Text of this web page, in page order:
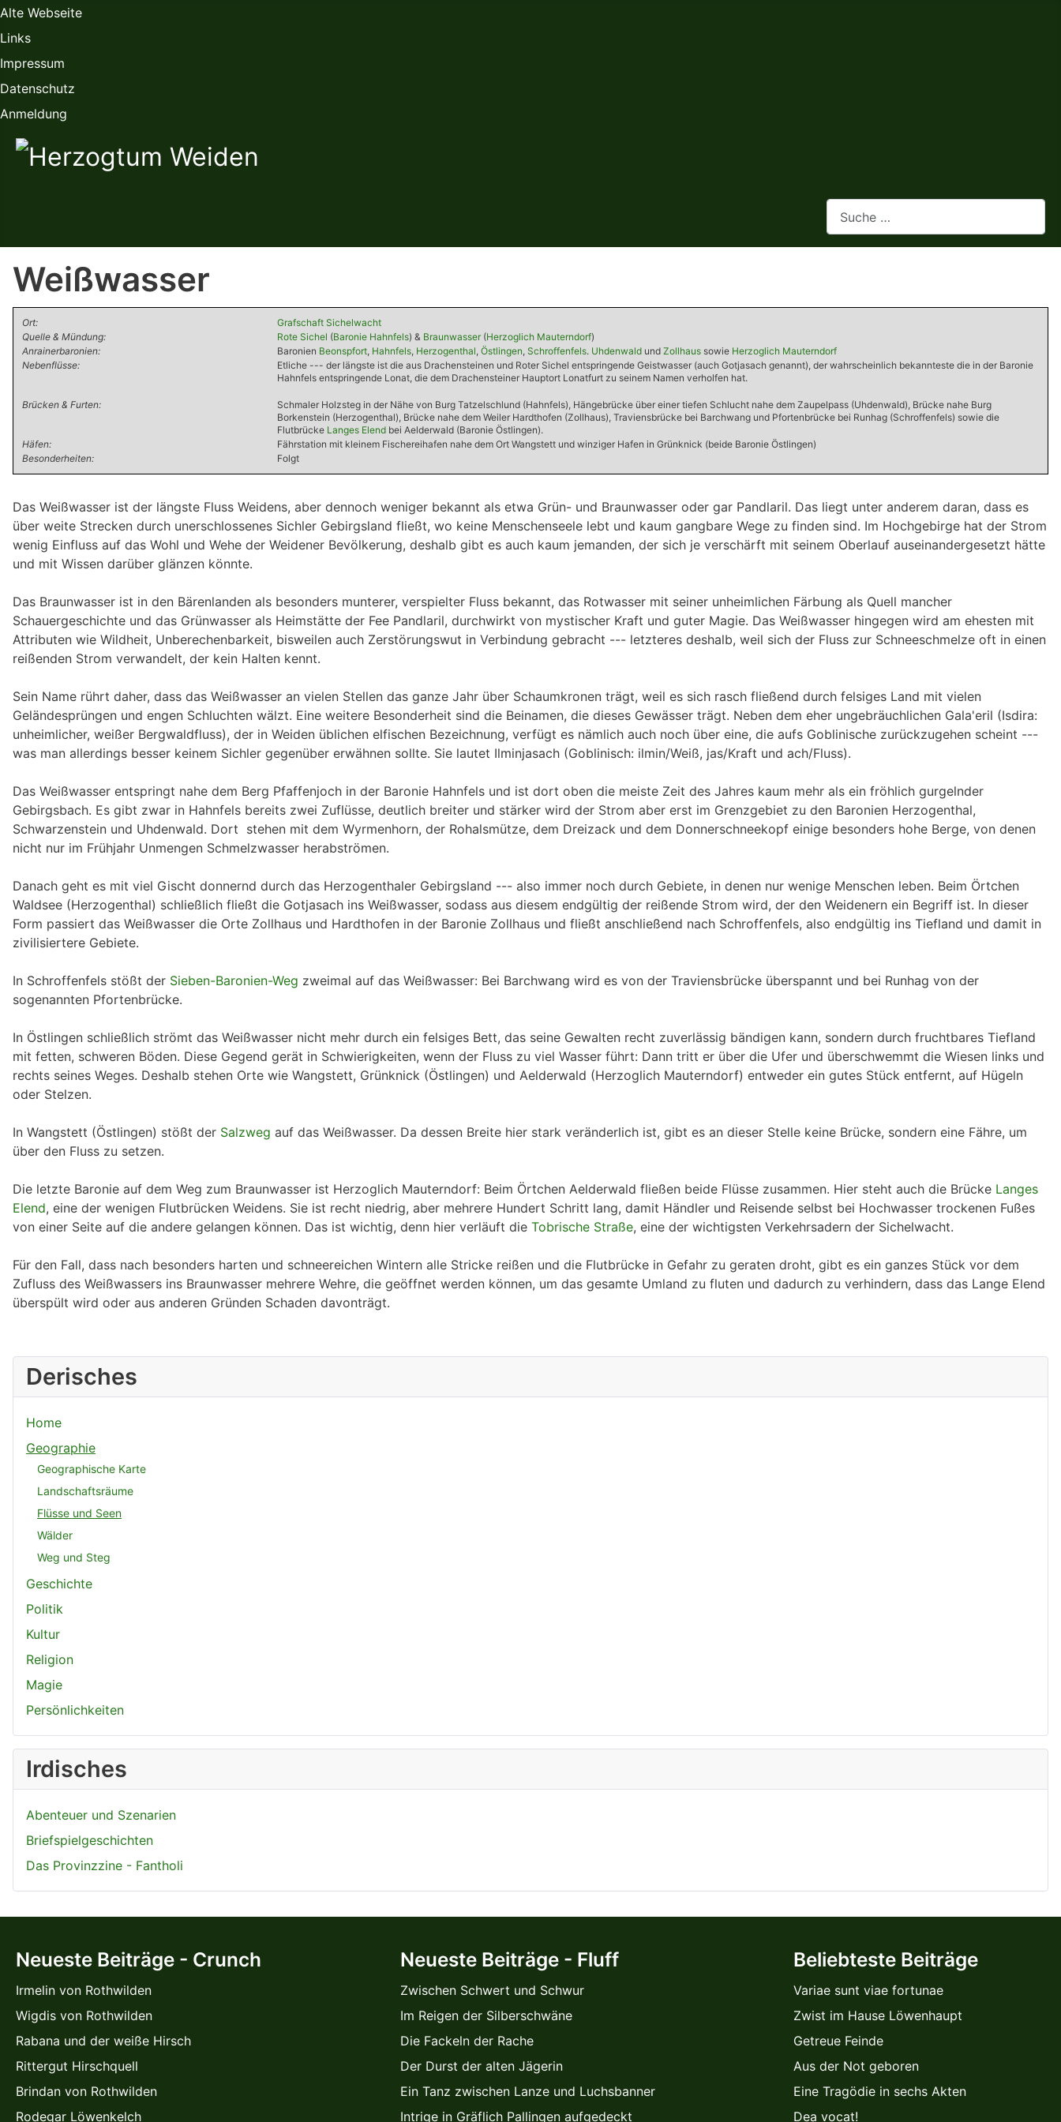
Alte Webseite
Links
Impressum
Datenschutz
Anmeldung
Derisches
Home
Geographie
Geographische Karte
Landschaftsräume
Flüsse und Seen
Wälder
Weg und Steg
Geschichte
Politik
Kultur
Religion
Magie
Persönlichkeiten
Irdisches
Abenteuer und Szenarien
Briefspielgeschichten
Das Provinzzine - Fantholi
Weißwasser
Ort:
Grafschaft Sichelwacht
Quelle & Mündung:
Rote Sichel (Baronie Hahnfels) & Braunwasser(Herzoglich Mauterndorf)
Anrainerbaronien:
Baronien Beonspfort, Hahnfels, Herzogenthal, Östlingen, Schroffenfels. Uhdenwald und Zollhaus sowie Herzoglich Mauterndorf
Nebenflüsse:
Etliche --- der längste ist die aus Drachensteinen und Roter Sichel entspringende Geistwasser (auch Gotjasach genannt), der wahrscheinlich bekannteste die in der Baronie
Hahnfels entspringende Lonat, die dem Drachensteiner Hauptort Lonatfurt zu seinem Namen verholfen hat.
Brücken & Furten:
Schmaler Holzsteg in der Nähe von Burg Tatzelschlund (Hahnfels), Hängebrücke über einer tiefen Schlucht nahe dem Zaupelpass (Uhdenwald), Brücke nahe Burg
Borkenstein (Herzogenthal), Brücke nahe dem Weiler Hardthofen (Zollhaus), Traviensbrücke bei Barchwang und Pfortenbrücke bei Runhag (Schroffenfels) sowie die
Flutbrücke Langes Elend bei Aelderwald (Baronie Östlingen).
Häfen:
Fährstation mit kleinem Fischereihafen nahe dem Ort Wangstett und winziger Hafen in Grünknick (beide Baronie Östlingen)
Besonderheiten:
Folgt
Das Weißwasser ist der längste Fluss Weidens, aber dennoch weniger bekannt als etwa Grün- und Braunwasser oder gar Pandlaril. Das liegt unter anderem daran, dass es
über weite Strecken durch unerschlossenes Sichler Gebirgsland fließt, wo keine Menschenseele lebt und kaum gangbare Wege zu finden sind. Im Hochgebirge hat der Strom
wenig Einfluss auf das Wohl und Wehe der Weidener Bevölkerung, deshalb gibt es auch kaum jemanden, der sich je verschärft mit seinem Oberlauf auseinandergesetzt hätte
und mit Wissen darüber glänzen könnte.
Das Braunwasser ist in den Bärenlanden als besonders munterer, verspielter Fluss bekannt, das Rotwasser mit seiner unheimlichen Färbung als Quell mancher
Schauergeschichte und das Grünwasser als Heimstätte der Fee Pandlaril, durchwirkt von mystischer Kraft und guter Magie. Das Weißwasser hingegen wird am ehesten mit
Attributen wie Wildheit, Unberechenbarkeit, bisweilen auch Zerstörungswut in Verbindung gebracht --- letzteres deshalb, weil sich der Fluss zur Schneeschmelze oft in einen
reißenden Strom verwandelt, der kein Halten kennt.
Sein Name rührt daher, dass das Weißwasser an vielen Stellen das ganze Jahr über Schaumkronen trägt, weil es sich rasch fließend durch felsiges Land mit vielen
Geländesprüngen und engen Schluchten wälzt. Eine weitere Besonderheit sind die Beinamen, die dieses Gewässer trägt. Neben dem eher ungebräuchlichen Gala'eril (Isdira:
unheimlicher, weißer Bergwaldfluss), der in Weiden üblichen elfischen Bezeichnung, verfügt es nämlich auch noch über eine, die aufs Goblinische zurückzugehen scheint ---
was man allerdings besser keinem Sichler gegenüber erwähnen sollte. Sie lautet Ilminjasach (Goblinisch: ilmin/Weiß, jas/Kraft und ach/Fluss).
Das Weißwasser entspringt nahe dem Berg Pfaffenjoch in der Baronie Hahnfels und ist dort oben die meiste Zeit des Jahres kaum mehr als ein fröhlich gurgelnder
Gebirgsbach. Es gibt zwar in Hahnfels bereits zwei Zuflüsse, deutlich breiter und stärker wird der Strom aber erst im Grenzgebiet zu den Baronien Herzogenthal,
Schwarzenstein und Uhdenwald. Dort stehen mit dem Wyrmenhorn, der Rohalsmütze, dem Dreizack und dem Donnerschneekopf einige besonders hohe Berge, von denen
nicht nur im Frühjahr Unmengen Schmelzwasser herabströmen.
Danach geht es mit viel Gischt donnernd durch das Herzogenthaler Gebirgsland --- also immer noch durch Gebiete, in denen nur wenige Menschen leben. Beim Örtchen
Waldsee (Herzogenthal) schließlich fließt die Gotjasach ins Weißwasser, sodass aus diesem endgültig der reißende Strom wird, der den Weidenern ein Begriff ist. In dieser
Form passiert das Weißwasser die Orte Zollhaus und Hardthofen in der Baronie Zollhaus und fließt anschließend nach Schroffenfels, also endgültig ins Tiefland und damit in
zivilisiertere Gebiete.
In Schroffenfels stößt der Sieben-Baronien-Weg zweimal auf das Weißwasser: Bei Barchwang wird es von der Traviensbrücke überspannt und bei Runhag von der
sogenannten Pfortenbrücke.
In Östlingen schließlich strömt das Weißwasser nicht mehr durch ein felsiges Bett, das seine Gewalten recht zuverlässig bändigen kann, sondern durch fruchtbares Tiefland
mit fetten, schweren Böden. Diese Gegend gerät in Schwierigkeiten, wenn der Fluss zu viel Wasser führt: Dann tritt er über die Ufer und überschwemmt die Wiesen links und
rechts seines Weges. Deshalb stehen Orte wie Wangstett, Grünknick (Östlingen) und Aelderwald (Herzoglich Mauterndorf) entweder ein gutes Stück entfernt, auf Hügeln
oder Stelzen.
In Wangstett (Östlingen) stößt der Salzweg auf das Weißwasser. Da dessen Breite hier stark veränderlich ist, gibt es an dieser Stelle keine Brücke, sondern eine Fähre, um
über den Fluss zu setzen.
Die letzte Baronie auf dem Weg zum Braunwasser ist Herzoglich Mauterndorf: Beim Örtchen Aelderwald fließen beide Flüsse zusammen. Hier steht auch die Brücke Langes
Elend, eine der wenigen Flutbrücken Weidens. Sie ist recht niedrig, aber mehrere Hundert Schritt lang, damit Händler und Reisende selbst bei Hochwasser trockenen Fußes
von einer Seite auf die andere gelangen können. Das ist wichtig, denn hier verläuft die Tobrische Straße, eine der wichtigsten Verkehrsadern der Sichelwacht.
Für den Fall, dass nach besonders harten und schneereichen Wintern alle Stricke reißen und die Flutbrücke in Gefahr zu geraten droht, gibt es ein ganzes Stück vor dem
Zufluss des Weißwassers ins Braunwasser mehrere Wehre, die geöffnet werden können, um das gesamte Umland zu fluten und dadurch zu verhindern, dass das Lange Elend
überspült wird oder aus anderen Gründen Schaden davonträgt.
Neueste Beiträge - Crunch
Irmelin von Rothwilden
Wigdis von Rothwilden
Rabana und der weiße Hirsch
Rittergut Hirschquell
Brindan von Rothwilden
Rodegar Löwenkelch
Neueste Beiträge - Fluff
Zwischen Schwert und Schwur
Im Reigen der Silberschwäne
Die Fackeln der Rache
Der Durst der alten Jägerin
Ein Tanz zwischen Lanze und Luchsbanner
Intrige in Gräflich Pallingen aufgedeckt
Beliebteste Beiträge
Variae sunt viae fortunae
Zwist im Hause Löwenhaupt
Getreue Feinde
Aus der Not geboren
Eine Tragödie in sechs Akten
Dea vocat!